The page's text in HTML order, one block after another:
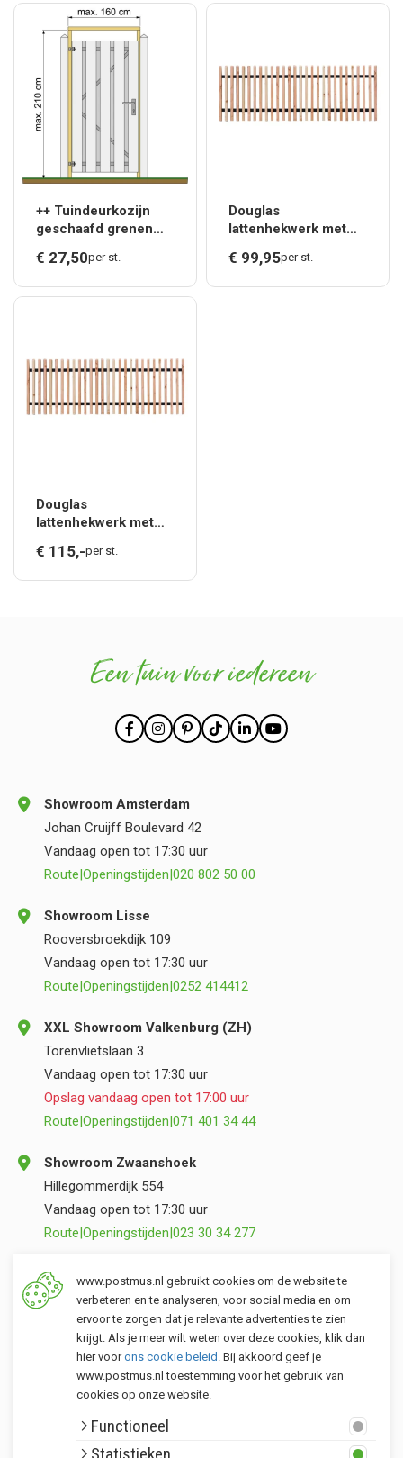
++ Tuindeurkozijn
geschaafd grenen
160 cm breed, groen
geïmpregneerd.
€ 27,50per st.
Douglas
lattenhekwerk met
liggers, 180 x 60 cm,
onbehandeld.
€ 99,95per st.
Douglas
lattenhekwerk met
liggers, 180 x 80 cm,
onbehandeld.
€ 115,-per st.
Een tuin voor iedereen
Klantenservice
Postmus merken
Showroom Amsterdam
Johan Cruijff Boulevard 42
Vandaag open tot 17:30 uur
Route|Openingstijden|020 802 50 00
Showroom Lisse
Rooversbroekdijk 109
Vandaag open tot 17:30 uur
Route|Openingstijden|0252 414412
XXL Showroom Valkenburg (ZH)
Torenvlietslaan 3
Vandaag open tot 17:30 uur
Opslag vandaag open tot 17:00 uur
Route|Openingstijden|071 401 34 44
Showroom Zwaanshoek
Hillegommerdijk 554
Vandaag open tot 17:30 uur
Route|Openingstijden|023 30 34 277
Opslag Valkenburg (ZH)
Torenvlietslaan 3
Vandaag open tot 17:00 uur
Route|Openingstijden |071 401 34 44
www.postmus.nl gebruikt cookies om de website te
verbeteren en te analyseren, voor social media en om
ervoor te zorgen dat je relevante advertenties te zien
krijgt. Als je meer wilt weten over deze cookies, klik dan
hier voorons cookie beleid . Bij akkoord geef je
www.postmus.nl toestemming voor het gebruik van
cookies op onze website.
Functioneel